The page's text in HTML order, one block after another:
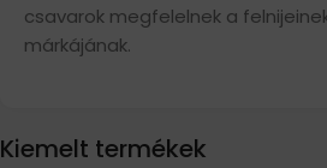
csavarok megfelelnek a
márkájának.
Kiemelt termékek